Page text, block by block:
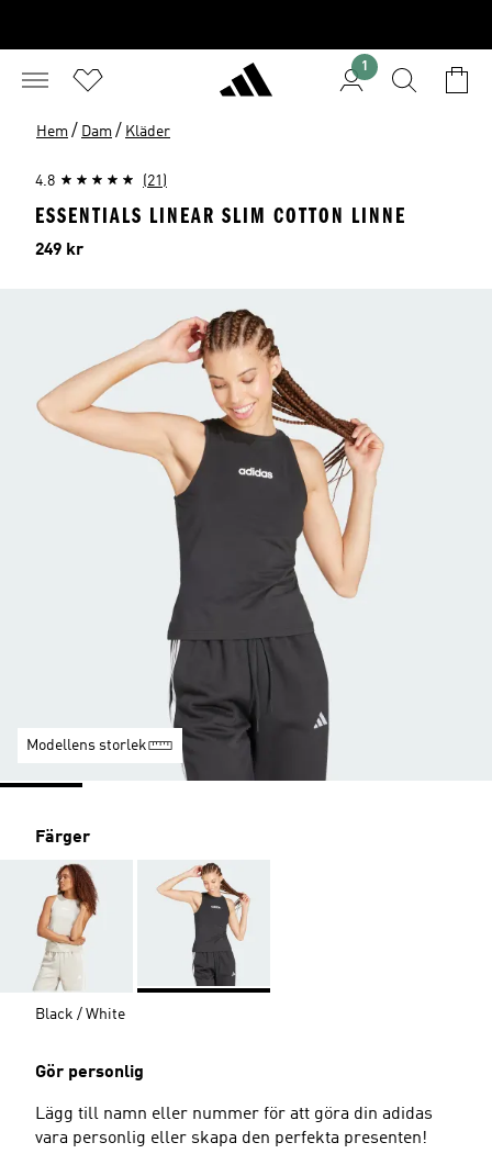
1
Hem / Dam / Kläder
4.8 (21)
ESSENTIALS LINEAR SLIM COTTON LINNE
Pris
249 kr
Modellens storlek
Färger
Black / White
Gör personlig
Lägg till namn eller nummer för att göra din adidas
vara personlig eller skapa den perfekta presenten!